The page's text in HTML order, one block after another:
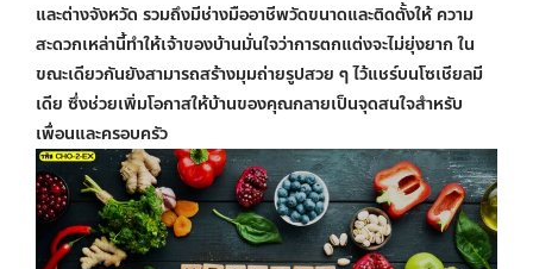
และต่างจังหวัด รวมถึงมีช่างมืออาชีพวัดขนาดและติดตั้งให้ ความ
สะดวกเหล่านี้ทำให้เจ้าของบ้านมั่นใจว่าการตกแต่งจะไม่ยุ่งยาก ใน
ขณะเดียวกันยังสามารถสร้างมุมถ่ายรูปสวย ๆ ไว้แชร์บนโซเชียลมี
เดีย ซึ่งช่วยเพิ่มโอกาสให้บ้านของคุณกลายเป็นจุดสนใจสำหรับ
เพื่อนและครอบครัว